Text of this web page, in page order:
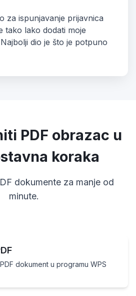
za ispunjavanje prijavnica
tako lako dodati moje
dio je što je potpuno
PDF obrazac u
koraka
dokumente za manje od
minute.
dokument u programu WPS